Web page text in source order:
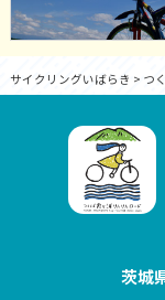
サイクリングいばらき > つ
茨城